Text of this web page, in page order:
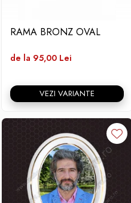
RAMA BRONZ OVAL
de la 95,00 Lei
VEZI VARIANTE